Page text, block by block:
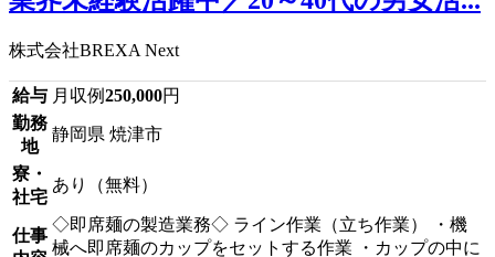
株式会社BREXA Next
給与 月収例250,000円
勤務
地
静岡県 焼津市
寮・
社宅
あり（無料）
仕事
◇即席麺の製造業務◇ ライン作業（立ち作業） ・機
械へ即席麺のカップをセットする作業 ・カップの中に